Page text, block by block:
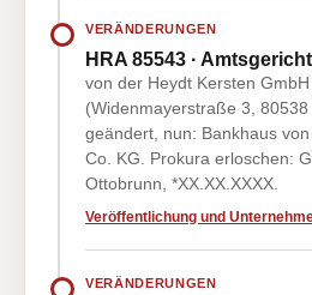
VERÄNDERUNGEN
HRA 85543 ·
von der Heydt Kersten
(Widenmayerstraße 3,
geändert, nun: Bankhaus
Co. KG. Prokura erloschen:
Ottobrunn, *XX.XX.XXXX.
Veröffentlichung und
VERÄNDERUNGEN